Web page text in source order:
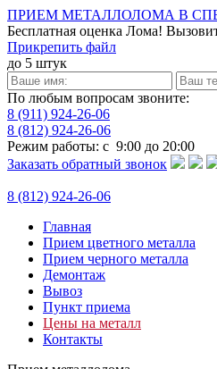
ПРИЕМ МЕТАЛЛОЛОМА В
Бесплатная оценка Лома!
Прикрепить файл
до 5 штук
По любым вопросам звоните:
8 (911) 924-26-06
8 (812) 924-26-06
Режим работы: с 9:00 до 20:00
Заказать обратный звонок
8 (812) 924-26-06
Главная
Прием цветного металла
Прием черного металла
Демонтаж
Вывоз
Пункт приема
Цены на металл
Контакты